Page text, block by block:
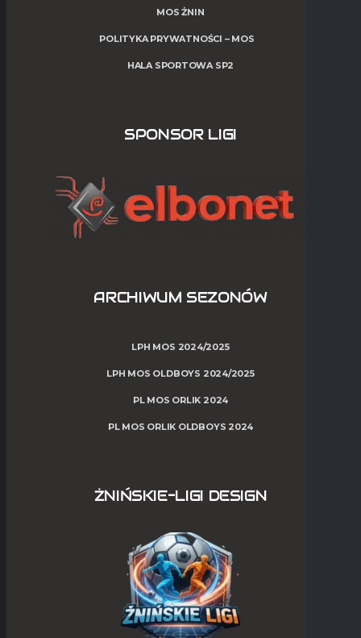
MOS ŻNIN
POLITYKA PRYWATNOŚCI – MOS
HALA SPORTOWA SP2
SPONSOR LIGI
ARCHIWUM SEZONÓW
LPH MOS 2024/2025
LPH MOS OLDBOYS 2024/2025
PL MOS ORLIK 2024
PL MOS ORLIK OLDBOYS 2024
ŻNIŃSKIE-LIGI DESIGN